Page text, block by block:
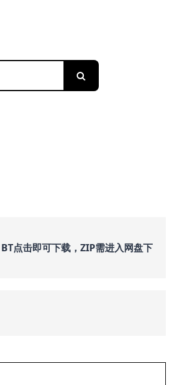
搜索
点击即可下载，ZIP需进入网盘下